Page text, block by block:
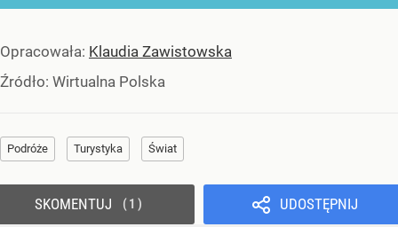
Opracowała: Klaudia Zawistowska
Źródło: Wirtualna Polska
Podróże Turystyka Świat
UDOSTĘPNIJ
SKOMENTUJ 1